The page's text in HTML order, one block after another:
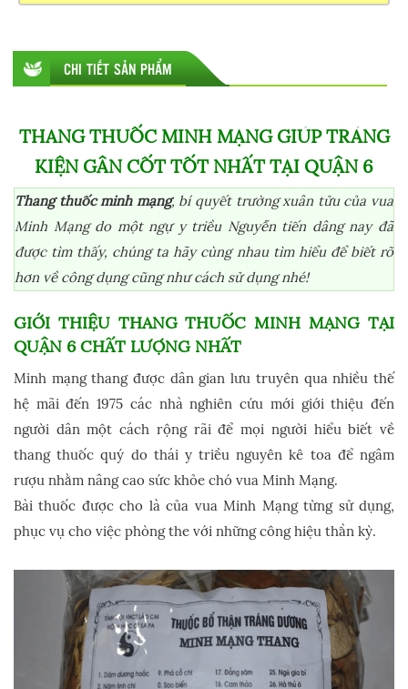
CHI TIẾT SẢN PHẨM
THANG THUỐC MINH MẠNG GIÚP TRÁNG
KIỆN GÂN CỐT TỐT NHẤT TẠI QUẬN 6
Thang thuốc minh mạng, bí quyết trường xuân tửu của vua
Minh Mạng do một ngự y triều Nguyễn tiến dâng nay đã
được tìm thấy, chúng ta hãy cùng nhau tìm hiểu để biết rõ
hơn về công dụng cũng như cách sử dụng nhé!
GIỚI THIỆU THANG THUỐC MINH MẠNG TẠI
QUẬN 6 CHẤT LƯỢNG NHẤT
Minh mạng thang được dân gian lưu truyên qua nhiều thế
hệ mãi đến 1975 các nhà nghiên cứu mới giới thiệu đến
người dân một cách rộng rãi để mọi người hiểu biết về
thang thuốc quý do thái y triều nguyên kê toa để ngâm
rượu nhằm nâng cao sức khỏe chó vua Minh Mạng.
Bài thuốc được cho là của vua Minh Mạng từng sử dụng,
phục vụ cho việc phòng the với những công hiệu thần kỳ.